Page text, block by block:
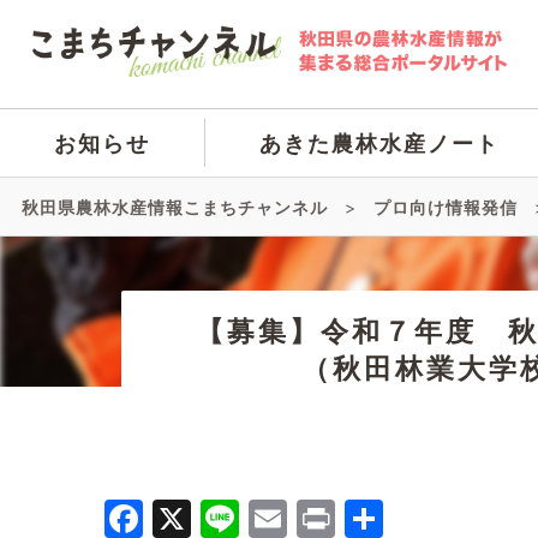
お知らせ あきた農林水産ノート
秋田県農林水産情報こまちチャンネル > プロ向け情報発信
【募集】令和７年度
（秋田林業大
Facebook
X LineEmail
Print
共